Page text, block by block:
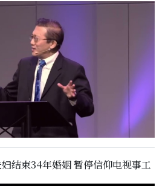
结束34年婚姻 暂停信仰电视事工